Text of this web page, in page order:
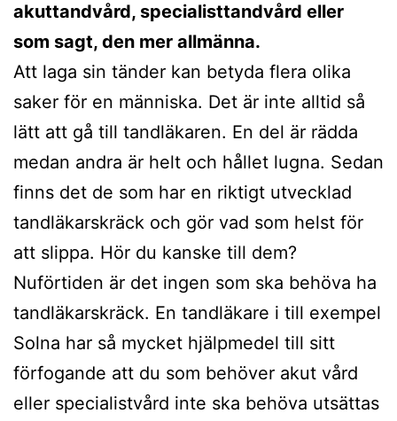
akuttandvård, specialisttandvård eller
som sagt, den mer allmänna.
Att laga sin tänder kan betyda flera olika
saker för en människa. Det är inte alltid så
lätt att gå till tandläkaren. En del är rädda
medan andra är helt och hållet lugna. Sedan
finns det de som har en riktigt utvecklad
tandläkarskräck och gör vad som helst för
att slippa. Hör du kanske till dem?
Nuförtiden är det ingen som ska behöva ha
tandläkarskräck. En tandläkare i till exempel
Solna har så mycket hjälpmedel till sitt
förfogande att du som behöver akut vård
eller specialistvård inte ska behöva utsättas